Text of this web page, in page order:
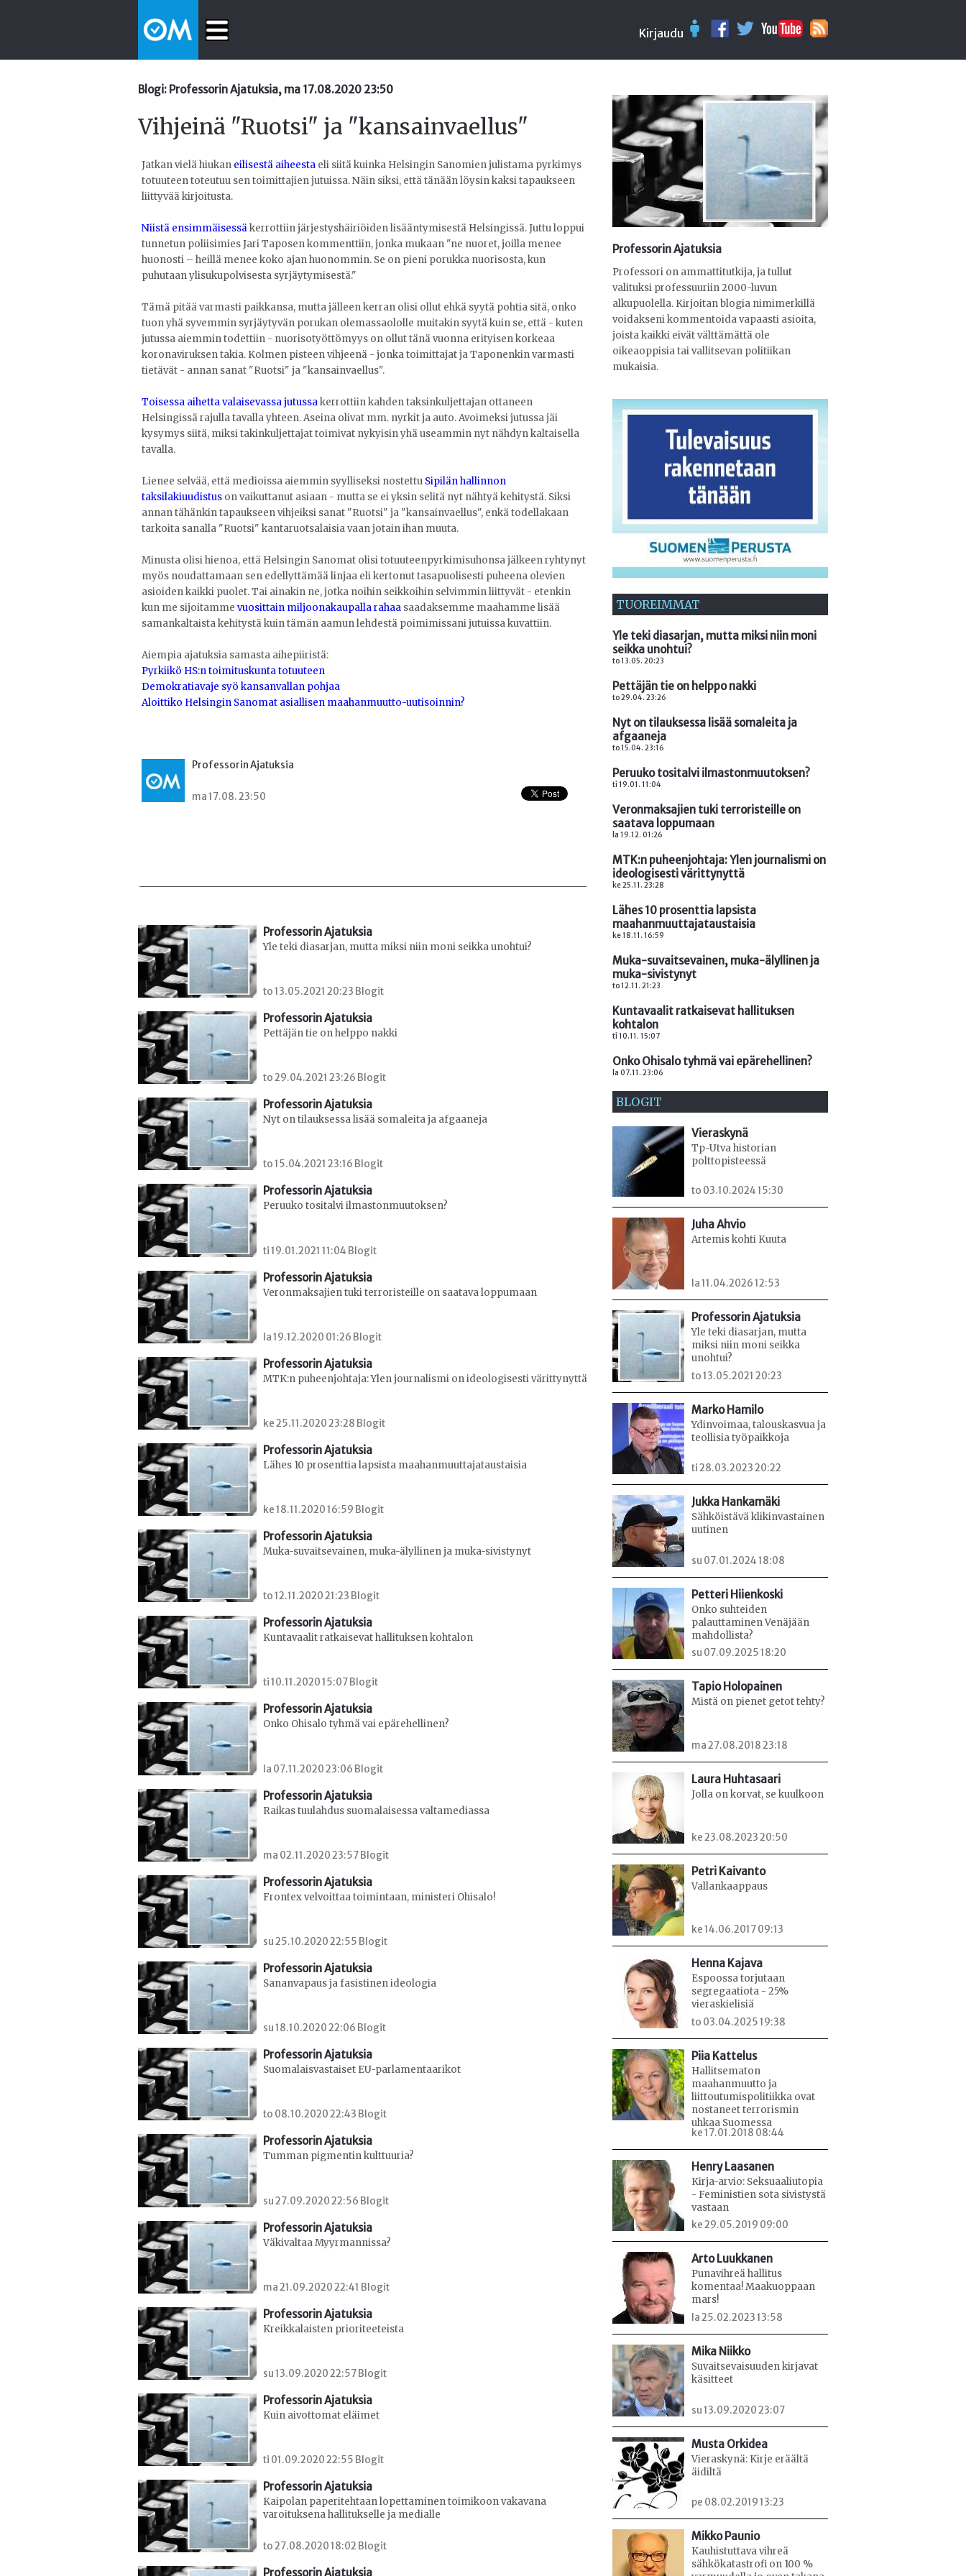
Kirjaudu
Blogi: Professorin Ajatuksia, ma 17.08.2020 23:50
Vihjeinä "Ruotsi" ja "kansainvaellus"
Jatkan vielä hiukan eilisestä aiheesta eli siitä kuinka Helsingin Sanomien julistama pyrkimys
totuuteen toteutuu sen toimittajien jutuissa. Näin siksi, että tänään löysin kaksi tapaukseen
liittyvää kirjoitusta.
Niistä ensimmäisessäkerrottiin järjestyshäiriöiden lisääntymisestä Helsingissä. Juttu loppui
tunnetun poliisimies Jari Taposen kommenttiin, jonka mukaan "ne nuoret, joilla menee
huonosti – heillä menee koko ajan huonommin. Se on pieni porukka nuorisosta, kun
puhutaan ylisukupolvisesta syrjäytymisestä."
Tämä pitää varmasti paikkansa, mutta jälleen kerran olisi ollut ehkä syytä pohtia sitä, onko
tuon yhä syvemmin syrjäytyvän porukan olemassaololle muitakin syytä kuin se, että - kuten
jutussa aiemmin todettiin - nuorisotyöttömyys on ollut tänä vuonna erityisen korkeaa
koronaviruksen takia. Kolmen pisteen vihjeenä - jonka toimittajat ja Taponenkin varmasti
tietävät - annan sanat "Ruotsi" ja "kansainvaellus".
Toisessa aihetta valaisevassa jutussakerrottiin kahden taksinkuljettajan ottaneen
Helsingissä rajulla tavalla yhteen. Aseina olivat mm. nyrkit ja auto. Avoimeksi jutussa jäi
kysymys siitä, miksi takinkuljettajat toimivat nykyisin yhä useammin nyt nähdyn kaltaisella
tavalla.
Lienee selvää, että medioissa aiemmin syylliseksi nostettu Sipilän hallinnon
taksilakiuudistus on vaikuttanut asiaan - mutta se ei yksin selitä nyt nähtyä kehitystä. Siksi
annan tähänkin tapaukseen vihjeiksi sanat "Ruotsi" ja "kansainvaellus", enkä todellakaan
tarkoita sanalla "Ruotsi" kantaruotsalaisia vaan jotain ihan muuta.
Minusta olisi hienoa, että Helsingin Sanomat olisi totuuteenpyrkimisuhonsa jälkeen ryhtynyt
myös noudattamaan sen edellyttämää linjaa eli kertonut tasapuolisesti puheena olevien
asioiden kaikki puolet. Tai ainakin ne, jotka noihin seikkoihin selvimmin liittyvät - etenkin
kun me sijoitamme vuosittain miljoonakaupalla rahaa saadaksemme maahamme lisää
samankaltaista kehitystä kuin tämän aamun lehdestä poimimissani jutuissa kuvattiin.
Aiempia ajatuksia samasta aihepiiristä:
Pyrkiikö HS:n toimituskunta totuuteen
Demokratiavaje syö kansanvallan pohjaa
Aloittiko Helsingin Sanomat asiallisen maahanmuutto-uutisoinnin?
Professorin Ajatuksia
ma 17.08. 23:50
Professorin Ajatuksia
Yle teki diasarjan, mutta miksi niin moni seikka unohtui?
to 13.05.2021 20:23 Blogit
Professorin Ajatuksia
Pettäjän tie on helppo nakki
to 29.04.2021 23:26 Blogit
Professorin Ajatuksia
Nyt on tilauksessa lisää somaleita ja afgaaneja
to 15.04.2021 23:16 Blogit
Professorin Ajatuksia
Peruuko tositalvi ilmastonmuutoksen?
ti 19.01.2021 11:04 Blogit
Professorin Ajatuksia
Veronmaksajien tuki terroristeille on saatava loppumaan
la 19.12.2020 01:26 Blogit
Professorin Ajatuksia
MTK:n puheenjohtaja: Ylen journalismi on ideologisesti värittynyttä
ke 25.11.2020 23:28 Blogit
Professorin Ajatuksia
Lähes 10 prosenttia lapsista maahanmuuttajataustaisia
ke 18.11.2020 16:59 Blogit
Professorin Ajatuksia
Muka-suvaitsevainen, muka-älyllinen ja muka-sivistynyt
to 12.11.2020 21:23 Blogit
Professorin Ajatuksia
Kuntavaalit ratkaisevat hallituksen kohtalon
ti 10.11.2020 15:07 Blogit
Professorin Ajatuksia
Onko Ohisalo tyhmä vai epärehellinen?
la 07.11.2020 23:06 Blogit
Professorin Ajatuksia
Raikas tuulahdus suomalaisessa valtamediassa
ma 02.11.2020 23:57 Blogit
Professorin Ajatuksia
Frontex velvoittaa toimintaan, ministeri Ohisalo!
su 25.10.2020 22:55 Blogit
Professorin Ajatuksia
Sananvapaus ja fasistinen ideologia
su 18.10.2020 22:06 Blogit
Professorin Ajatuksia
Suomalaisvastaiset EU-parlamentaarikot
to 08.10.2020 22:43 Blogit
Professorin Ajatuksia
Tumman pigmentin kulttuuria?
su 27.09.2020 22:56 Blogit
Professorin Ajatuksia
Väkivaltaa Myyrmannissa?
ma 21.09.2020 22:41 Blogit
Professorin Ajatuksia
Kreikkalaisten prioriteeteista
su 13.09.2020 22:57 Blogit
Professorin Ajatuksia
Kuin aivottomat eläimet
ti 01.09.2020 22:55 Blogit
Professorin Ajatuksia
Kaipolan paperitehtaan lopettaminen toimikoon vakavana
varoituksena hallitukselle ja medialle
to 27.08.2020 18:02 Blogit
Professorin Ajatuksia
Professorin Ajatuksia
Professori on ammattitutkija, ja tullut
valituksi professuuriin 2000-luvun
alkupuolella. Kirjoitan blogia nimimerkillä
voidakseni kommentoida vapaasti asioita,
joista kaikki eivät välttämättä ole
oikeaoppisia tai vallitsevan politiikan
mukaisia.
TUOREIMMAT
Yle teki diasarjan, mutta miksi niin moni
seikka unohtui?
to 13.05. 20:23
Pettäjän tie on helppo nakki
to 29.04. 23:26
Nyt on tilauksessa lisää somaleita ja
afgaaneja
to 15.04. 23:16
Peruuko tositalvi ilmastonmuutoksen?
ti 19.01. 11:04
Veronmaksajien tuki terroristeille on
saatava loppumaan
la 19.12. 01:26
MTK:n puheenjohtaja: Ylen journalismi on
ideologisesti värittynyttä
ke 25.11. 23:28
Lähes 10 prosenttia lapsista
maahanmuuttajataustaisia
ke 18.11. 16:59
Muka-suvaitsevainen, muka-älyllinen ja
muka-sivistynyt
to 12.11. 21:23
Kuntavaalit ratkaisevat hallituksen
kohtalon
ti 10.11. 15:07
Onko Ohisalo tyhmä vai epärehellinen?
la 07.11. 23:06
BLOGIT
Vieraskynä
Tp-Utva historian
polttopisteessä
to 03.10.2024 15:30
Juha Ahvio
Artemis kohti Kuuta
la 11.04.2026 12:53
Professorin Ajatuksia
Yle teki diasarjan, mutta
miksi niin moni seikka
unohtui?
to 13.05.2021 20:23
Marko Hamilo
Ydinvoimaa, talouskasvua ja
teollisia työpaikkoja
ti 28.03.2023 20:22
Jukka Hankamäki
Sähköistävä klikinvastainen
uutinen
su 07.01.2024 18:08
Petteri Hiienkoski
Onko suhteiden
palauttaminen Venäjään
mahdollista?
su 07.09.2025 18:20
Tapio Holopainen
Mistä on pienet getot tehty?
ma 27.08.2018 23:18
Laura Huhtasaari
Jolla on korvat, se kuulkoon
ke 23.08.2023 20:50
Petri Kaivanto
Vallankaappaus
ke 14.06.2017 09:13
Henna Kajava
Espoossa torjutaan
segregaatiota - 25%
vieraskielisiä
to 03.04.2025 19:38
Piia Kattelus
Hallitsematon
maahanmuutto ja
liittoutumispolitiikka ovat
nostaneet terrorismin
uhkaa Suomessa
ke 17.01.2018 08:44
Henry Laasanen
Kirja-arvio: Seksuaaliutopia
- Feministien sota sivistystä
vastaan
ke 29.05.2019 09:00
Arto Luukkanen
Punavihreä hallitus
komentaa! Maakuoppaan
mars!
la 25.02.2023 13:58
Mika Niikko
Suvaitsevaisuuden kirjavat
käsitteet
su 13.09.2020 23:07
Musta Orkidea
Vieraskynä: Kirje eräältä
äidiltä
pe 08.02.2019 13:23
Mikko Paunio
Kauhistuttava vihreä
sähkökatastrofi on 100 %